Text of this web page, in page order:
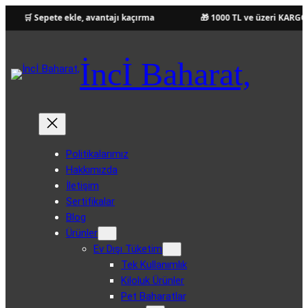
🛒 Sepete ekle, avantajı kaçırma 🎁 1000 TL ve üzeri KARGO
İncİ Baharat,
Politikalarımız
Hakkımızda
İletişim
Sertifikalar
Blog
Ürünler
Ev Dışı Tüketim
Tek Kullanımlık
Kiloluk Ürünler
Pet Baharatlar